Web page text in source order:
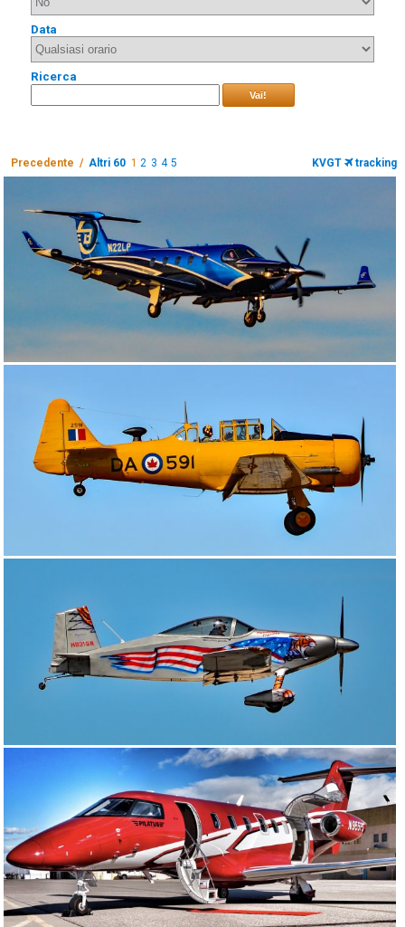
Data
Ricerca
Vai!
Precedente / Altri 60 1 2 3 4 5 KVGT tracking